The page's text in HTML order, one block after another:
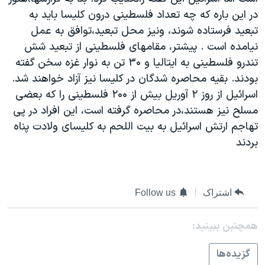
فرهنگ و زندگی
حقوق شهروندی
علم و فناوری
اسرائیل در جنگ
گالری عکس
آرشیو پخش زنده
مستندها
انتخابات ریاست جمهوری آمریکا ۲۰۲۴
حمله جمهوری اسلامی به اسرائیل
رمز مهسا
ورزش زنان در ایران
اعتراضات زن، زندگی، آزادی
مجموعه مستندهای دادخواهی
قانون شفافیت دارائی کادر رهبری ایران
اعتراضات مردمی آبان ۹۸
دنبال کنید
زبانهای مختلف
در اين باره که چه تعداد فلسطينی درون کليسا بايد به
تبعيد فرستاده شوند، ونيز محل تبعيد،توافق به عمل
نيامده است . پيشتر، مقامهای فلسطينی از تبعيد شش
تندرو فلسطينی به ايتاليا و ۳۰ تن به نوار غزه سخن گفته
بودند. بقيه محاصره شدگان در کليسا نيز آزاد خواهند شد.
اسرائيل از روز ۲ آوريل بيش از ۲۰۰ فلسطينی را که بعضی
مسلح نيز هستند،در محاصره گرفته است، اين افراد در پی
تهاجم ارتش اسرائيل به بيت اللحم به کليسای ولادت پناه
بردند
اشتراک Follow us
همچنبن ببینید:
گزيده‌ها